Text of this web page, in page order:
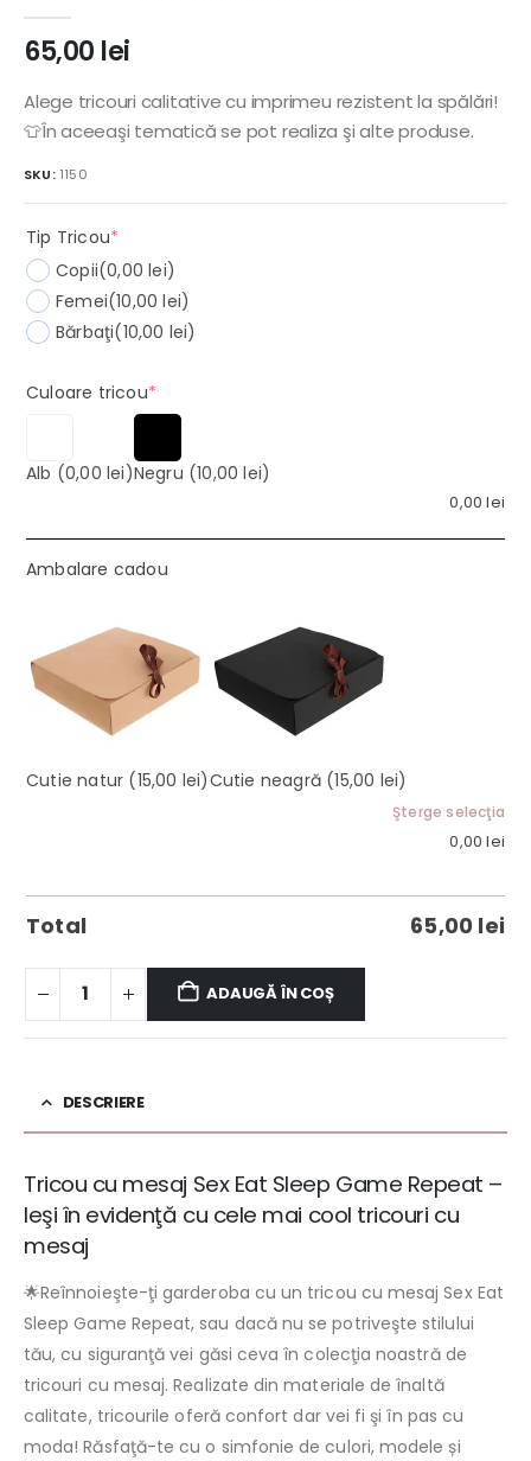
65,00 lei
Alege tricouri calitative cu imprimeu rezistent la spălări!
👕În aceeaşi tematică se pot realiza şi alte produse.
SKU: 1150
Tip Tricou*
Copii(0,00 lei)
Femei(10,00 lei)
Bărbaţi(10,00 lei)
Culoare tricou*(required)
Alb (0,00 lei)Negru (10,00 lei)
0,00lei
Ambalare cadou
Cutie natur (15,00 lei)Cutie neagră (15,00 lei)
Şterge selecţia
0,00lei
Total 65,00 lei
ADAUGĂ ÎN COȘ
DESCRIERE
Tricou cu mesaj Sex Eat Sleep Game Repeat –
Ieşi în evidenţă cu cele mai cool tricouri cu
mesaj
🌟Reînnoieşte-ţi garderoba cu un tricou cu mesaj Sex Eat
Sleep Game Repeat, sau dacă nu se potriveşte stilului
tău, cu siguranţă vei găsi ceva în colecţia noastră de
tricouri cu mesaj. Realizate din materiale de înaltă
calitate, tricourile oferă confort dar vei fi şi în pas cu
moda! Răsfaţă-te cu o simfonie de culori, modele și